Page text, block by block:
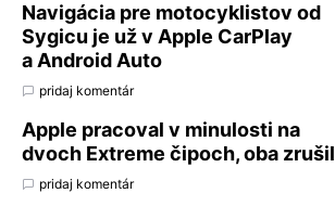
Navigácia pre motocyklistov od
Sygicu je už v Apple CarPlay
a Android Auto
pridaj komentár
Apple pracoval v minulosti na
dvoch Extreme čipoch, oba zrušil
pridaj komentár